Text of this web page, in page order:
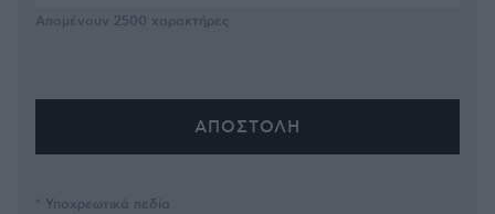
Απομένουν 2500 χαρακτήρες
* Υποχρεωτικά πεδία